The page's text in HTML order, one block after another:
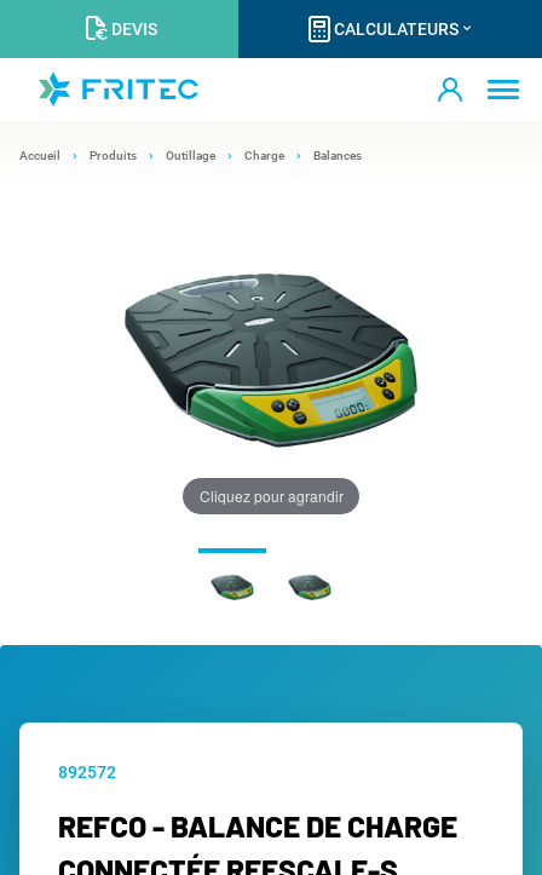
DEVIS CALCULATEURS
Accueil Produits Outillage Charge Balances
Cliquez pour agrandir
892572
REFCO - BALANCE DE CHARGE